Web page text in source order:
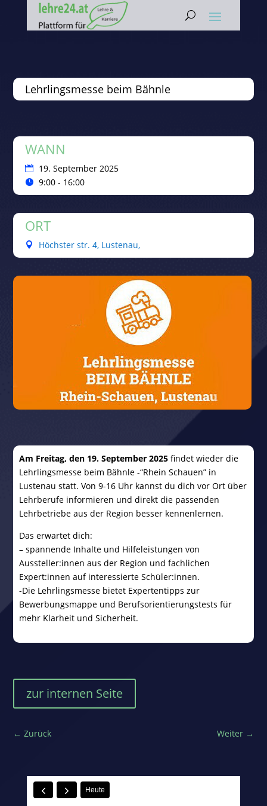
Lehrlingsmesse beim Bähnle
WANN
19. September 2025
9:00 - 16:00
ORT
Höchster str. 4, Lustenau,
Am Freitag, den 19. September 2025 findet wieder die
Lehrlingsmesse beim Bähnle -“Rhein Schauen” in
Lustenau statt.Von 9-16 Uhr kannst du dich vor Ort über
Lehrberufe informieren und direkt die passenden
Lehrbetriebe aus der Region besser kennenlernen.
Das erwartet dich:
– spannende Inhalte und Hilfeleistungen von
Aussteller:innen aus der Region und fachlichen
Expert:innen auf interessierte Schüler:innen.
-Die Lehrlingsmesse bietet Expertentipps zur
Bewerbungsmappe und Berufsorientierungstests für
mehr Klarheit und Sicherheit.
zur internen Seite
←Zurück Weiter→
Heute